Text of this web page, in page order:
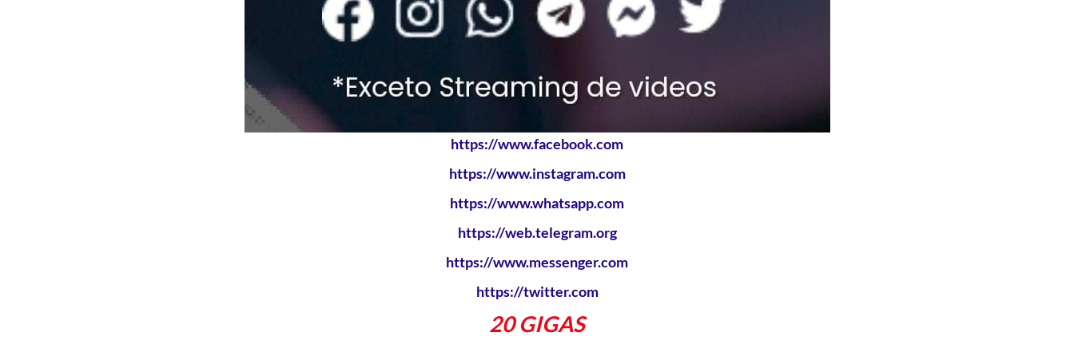
https://www.facebook.com
https://www.instagram.com
https://www.whatsapp.com
https://web.telegram.org
https://www.messenger.com
https://twitter.com
20 GIGAS